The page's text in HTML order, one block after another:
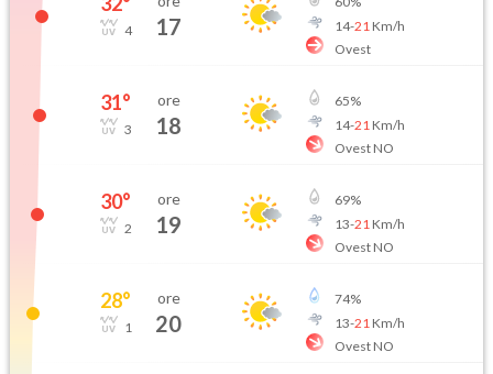
4 17
14-21 Km/h
Ovest
31°
3
ore
18
65%
14-21 Km/h
Ovest NO
30°
2
ore
19
69%
13-21 Km/h
Ovest NO
28°
1
ore
20
74%
13-21 Km/h
Ovest NO